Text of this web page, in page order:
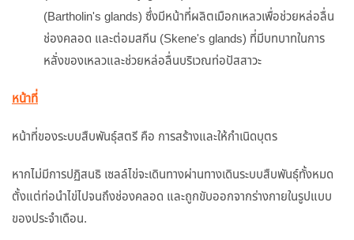
(Bartholin's glands) ซึ่งมีหน้าที่ผลิตเมือกเหลวเพื่อช่วยหล่อลื่น
ช่องคลอด และต่อมสกีน (Skene's glands) ที่มีบทบาทในการ
หลั่งของเหลวและช่วยหล่อลื่นบริเวณท่อปัสสาวะ
หน้าที่
หน้าที่ของระบบสืบพันธุ์สตรี คือ การสร้างและให้กำเนิดบุตร
หากไม่มีการปฏิสนธิ เซลล์ไข่จะเดินทางผ่านทางเดินระบบสืบพันธุ์ทั้งหมด
ตั้งแต่ท่อนำไข่ไปจนถึงช่องคลอด และถูกขับออกจากร่างกายในรูปแบบ
ของประจำเดือน.